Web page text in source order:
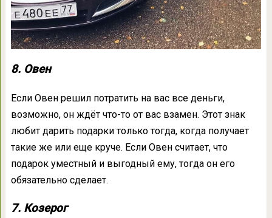
8. Овен
Если Овен решил потратить на вас все деньги,
возможно, он ждёт что-то от вас взамен. Этот знак
любит дарить подарки только тогда, когда получает
такие же или еще круче. Если Овен считает, что
подарок уместный и выгодный ему, тогда он его
обязательно сделает.
7. Козерог